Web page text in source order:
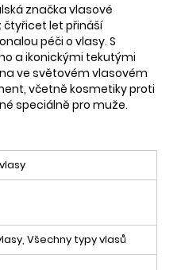
značka vlasové
čtyřicet let přináší
péči o vlasy. S
a ikonickými tekutými
ve světovém vlasovém
včetně kosmetiky proti
speciálně pro muže.
Všechny typy vlasů